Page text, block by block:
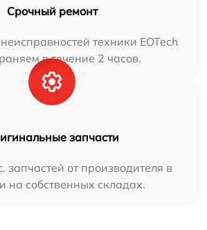
Срочный ремонт
техники EOTech
в течение 2 часов.
запчасти
запчастей от производителя в
на собственных складах.